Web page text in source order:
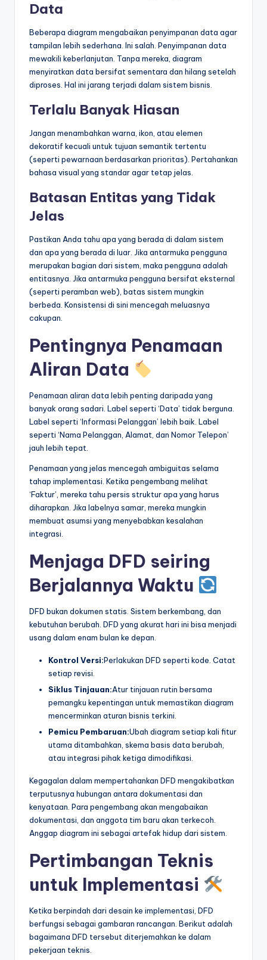
Data
Beberapa diagram mengabaikan penyimpanan data agar
tampilan lebih sederhana. Ini salah. Penyimpanan data
mewakili keberlanjutan. Tanpa mereka, diagram
menyiratkan data bersifat sementara dan hilang setelah
diproses. Hal ini jarang terjadi dalam sistem bisnis.
Terlalu Banyak Hiasan
Jangan menambahkan warna, ikon, atau elemen
dekoratif kecuali untuk tujuan semantik tertentu
(seperti pewarnaan berdasarkan prioritas). Pertahankan
bahasa visual yang standar agar tetap jelas.
Batasan Entitas yang Tidak
Jelas
Pastikan Anda tahu apa yang berada di dalam sistem
dan apa yang berada di luar. Jika antarmuka pengguna
merupakan bagian dari sistem, maka pengguna adalah
entitasnya. Jika antarmuka pengguna bersifat eksternal
(seperti peramban web), batas sistem mungkin
berbeda. Konsistensi di sini mencegah meluasnya
cakupan.
Pentingnya Penamaan
Aliran Data
Penamaan aliran data lebih penting daripada yang
banyak orang sadari. Label seperti ‘Data’ tidak berguna.
Label seperti ‘Informasi Pelanggan’ lebih baik. Label
seperti ‘Nama Pelanggan, Alamat, dan Nomor Telepon’
jauh lebih tepat.
Penamaan yang jelas mencegah ambiguitas selama
tahap implementasi. Ketika pengembang melihat
‘Faktur’, mereka tahu persis struktur apa yang harus
diharapkan. Jika labelnya samar, mereka mungkin
membuat asumsi yang menyebabkan kesalahan
integrasi.
Menjaga DFD seiring
Berjalannya Waktu
DFD bukan dokumen statis. Sistem berkembang, dan
kebutuhan berubah. DFD yang akurat hari ini bisa menjadi
usang dalam enam bulan ke depan.
Kontrol Versi:Perlakukan DFD seperti kode. Catat
setiap revisi.
Siklus Tinjauan:Atur tinjauan rutin bersama
pemangku kepentingan untuk memastikan diagram
mencerminkan aturan bisnis terkini.
Pemicu Pembaruan:Ubah diagram setiap kali fitur
utama ditambahkan, skema basis data berubah,
atau integrasi pihak ketiga dimodifikasi.
Kegagalan dalam mempertahankan DFD mengakibatkan
terputusnya hubungan antara dokumentasi dan
kenyataan. Para pengembang akan mengabaikan
dokumentasi, dan anggota tim baru akan terkecoh.
Anggap diagram ini sebagai artefak hidup dari sistem.
Pertimbangan Teknis
untuk Implementasi
Ketika berpindah dari desain ke implementasi, DFD
berfungsi sebagai gambaran rancangan. Berikut adalah
bagaimana DFD tersebut diterjemahkan ke dalam
pekerjaan teknis.